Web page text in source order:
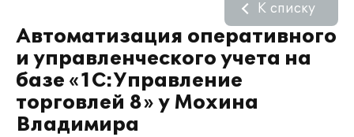
Автоматизация оперативного
и управленческого учета на
базе «1С:Управление
торговлей 8» у Мохина
Владимира
К списку